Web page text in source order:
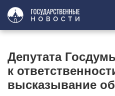
Депутата
к
высказывание